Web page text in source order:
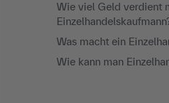
Wie viel Geld verdient
Was macht ein
Wie kann man